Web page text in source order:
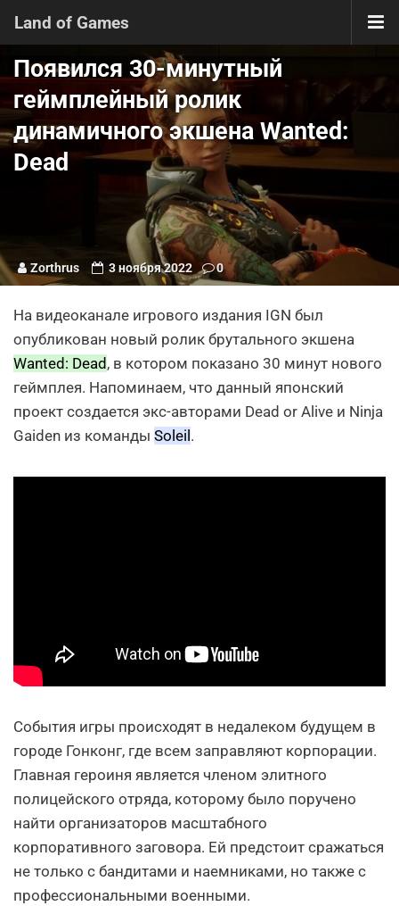
Land of Games
Появился 30-минутный
геймплейный ролик
динамичного экшена Wanted:
Dead
Zorthrus 3 ноября 2022 0
На видеоканале игрового издания IGN был
опубликован новый ролик брутального экшена
Wanted: Dead , в котором показано 30 минут нового
геймплея. Напоминаем, что данный японский
проект создается экс-авторами Dead or Alive и Ninja
Gaiden из команды Soleil .
События игры происходят в недалеком будущем в
городе Гонконг, где всем заправляют корпорации.
Главная героиня является членом элитного
полицейского отряда, которому было поручено
найти организаторов масштабного
корпоративного заговора. Ей предстоит сражаться
не только с бандитами и наемниками, но также с
профессиональными военными.